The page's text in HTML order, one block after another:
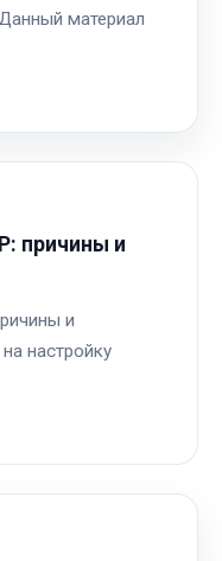
материал
причины и
и
настройку